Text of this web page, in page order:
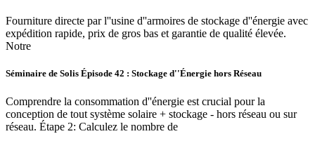
Fourniture directe par l''usine d''armoires de stockage d''énergie avec
expédition rapide, prix de gros bas et garantie de qualité élevée.
Notre
Séminaire de Solis Épisode 42 : Stockage d''Énergie hors Réseau
Comprendre la consommation d''énergie est crucial pour la
conception de tout système solaire + stockage - hors réseau ou sur
réseau. Étape 2: Calculez le nombre de